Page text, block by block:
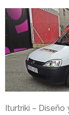
Iturtriki –